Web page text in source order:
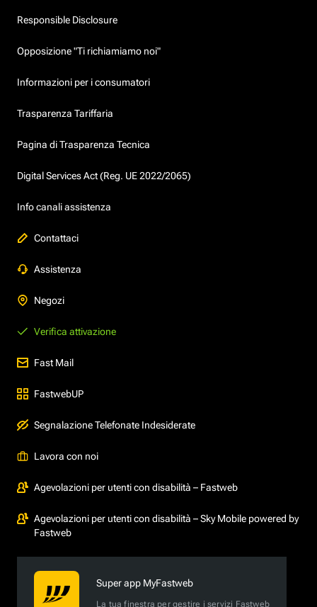
Responsible Disclosure
Opposizione "Ti richiamiamo noi"
Informazioni per i consumatori
Trasparenza Tariffaria
Pagina di Trasparenza Tecnica
Digital Services Act (Reg. UE 2022/2065)
Info canali assistenza
Contattaci
Assistenza
Negozi
Verifica attivazione
Fast Mail
FastwebUP
Segnalazione Telefonate Indesiderate
Lavora con noi
Agevolazioni per utenti con disabilità – Fastweb
Agevolazioni per utenti con disabilità – Sky Mobile powered by
Fastweb
Super app MyFastweb
La tua finestra per gestire i servizi Fastweb